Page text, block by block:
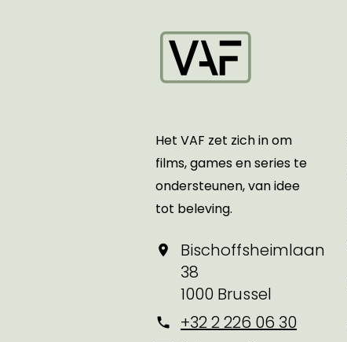
Het VAF zet zich in om
films, games en series te
ondersteunen, van idee
tot beleving.
Bischoffsheimlaan
38
1000 Brussel
+32 2 226 06 30